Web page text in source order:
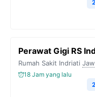
Perawat Gigi RS
Rumah Sakit Indriati
18 Jam yang lalu